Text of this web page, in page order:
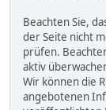
Beachten Sie,
der Seite nicht
prüfen.
aktiv
Wir können die
angebotenen